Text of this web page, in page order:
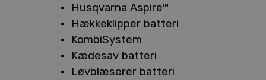
Husqvarna Aspire™
Hækkeklipper batteri
KombiSystem
Kædesav batteri
Løvblæserer batteri